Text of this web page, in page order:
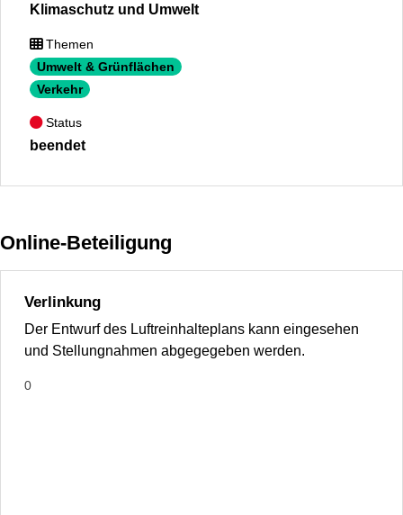
Klimaschutz und Umwelt
Themen
Umwelt & Grünflächen
Verkehr
Status
beendet
Online-Beteiligung
Verlinkung
Der Entwurf des Luftreinhalteplans kann eingesehen
und Stellungnahmen abgegegeben werden.
0